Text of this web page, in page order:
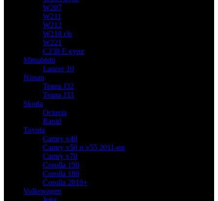
W207
W211
W212
W218 cls
W221
C238 E купе
Mitsubishi
Lancer 10
Nissan
Teana J32
Teana J33
Skoda
Octavia
Rapid
Toyota
Camry v40
Camry v50 и v55 2011-нв
Camry v70
Corolla 150
Corolla 180
Corolla 2019+
Volkswagen